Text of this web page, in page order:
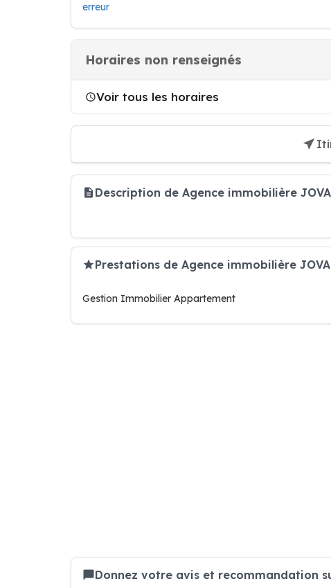
erreur
Horaires non renseignés
Voir tous les horaires
Description de Agence immobilière
Prestations de Agence immobilière
Gestion Immobilier Appartement
Donnez votre avis et recommandation